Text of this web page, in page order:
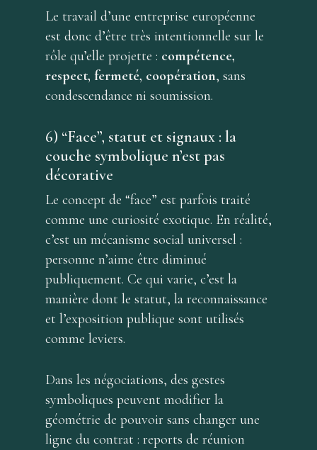
Le travail d’une entreprise européenne
est donc d’être très intentionnelle sur le
rôle qu’elle projette : compétence,
respect, fermeté, coopération, sans
condescendance ni soumission.
6) “Face”, statut et signaux : la
couche symbolique n’est pas
décorative
Le concept de “face” est parfois traité
comme une curiosité exotique. En réalité,
c’est un mécanisme social universel :
personne n’aime être diminué
publiquement. Ce qui varie, c’est la
manière dont le statut, la reconnaissance
et l’exposition publique sont utilisés
comme leviers.
Dans les négociations, des gestes
symboliques peuvent modifier la
géométrie de pouvoir sans changer une
ligne du contrat : reports de réunion